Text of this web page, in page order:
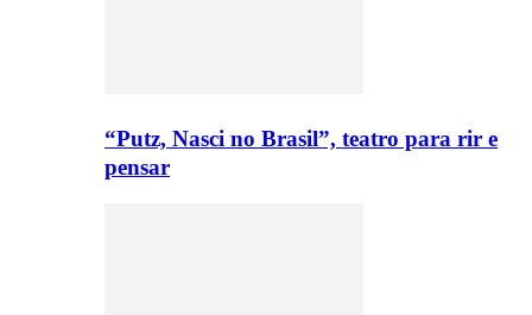
“Putz, Nasci no Brasil”, teatro para rir e
pensar